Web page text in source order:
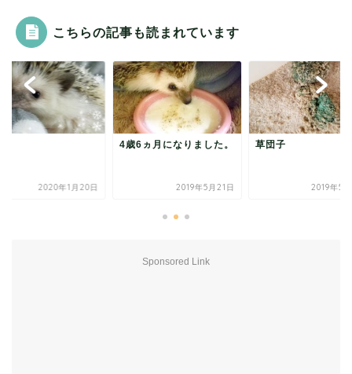
こちらの記事も読まれています
2019年5月21日
草団子
2019年5月29日
便秘
2020年1
Sponsored Link